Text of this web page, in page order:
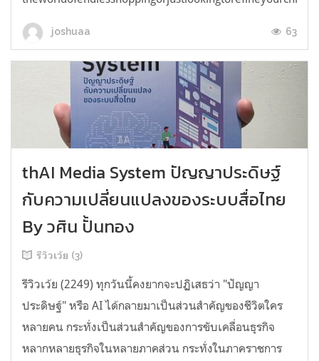
joshuaa 63
thAI Media System ปัญญาประดิษฐ์
กับความเปลี่ยนแปลงของระบบสื่อไทย
By วศิน ปั้นทอง
รีวิวเว้ย (3)
รีวิวเว้ย (2249) ทุกวันนี้คงยากจะปฏิเสธว่า "ปัญญา
ประดิษฐ์" หรือ AI ได้กลายมาเป็นส่วนสำคัญของชีวิตใคร
หลายคน กระทั่งเป็นส่วนสำคัญของการขับเคลื่อนธุรกิจ
หลากหลายธุรกิจในหลายภาคส่วน กระทั่งในภาคราชการ